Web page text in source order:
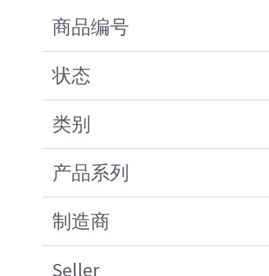
商品编号
状态
类别
产品系列
制造商
Seller